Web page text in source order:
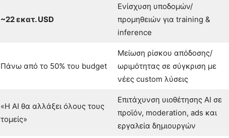
~22 εκατ. USD
Ενίσχυση υποδομών/
προμηθειών για training &
inference
Πάνω από το 50% του budget
Μείωση ρίσκου απόδοσης/
ωριμότητας σε σύγκριση με
νέες custom λύσεις
«Η AI θα αλλάξει όλους τους
τομείς»
Επιτάχυνση υιοθέτησης AI σε
προϊόν, moderation, ads και
εργαλεία δημιουργών